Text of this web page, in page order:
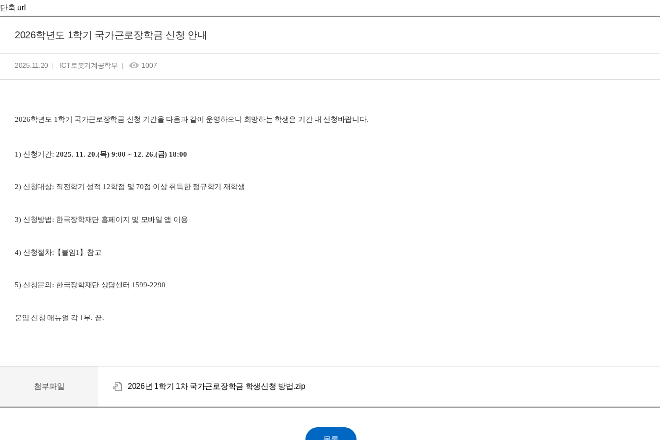
단축 url
2026학년도 1학기 국가근로장학금 신청 안내
2025.11.20 ICT로봇기계공학부 1007
2026학년도 1 학기 국가근로장학금 신청 기간을 다음과 같이 운영하오니 희망하는 학생은 기간 내 신청바랍니다.
1) 신청기간: 2025. 11. 20.(목) 9:00 ~ 12. 26.(금) 18:00
2) 신청대상: 직전학기 성적 12학점 및 70점 이상 취득한 정규학기 재학생
3) 신청방법: 한국장학재단 홈페이지 및 모바일 앱 이용
4) 신청절차: 【 붙임1 】 참고
5) 신청문의 : 한국장학재단 상담센터 1599-2290
붙임 신청 매뉴얼 각 1 부. 끝.
첨부파일 2026년 1학기 1차 국가근로장학금 학생신청 방법.zip